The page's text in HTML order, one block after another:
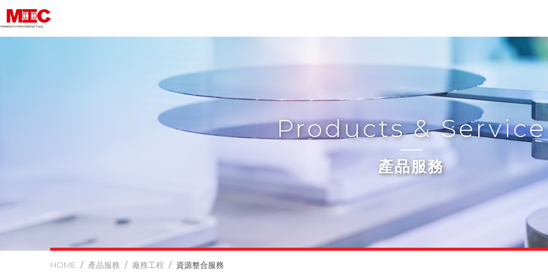
lnternational Corp.
Products & Service
產品服務
產品服務 廠務工程 資源整合服務